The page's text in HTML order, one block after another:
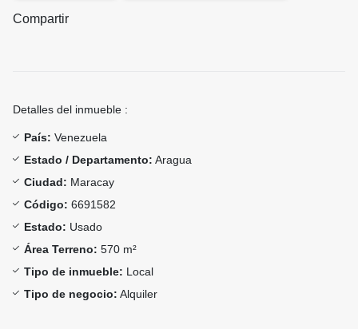
Compartir
Detalles del inmueble :
País: Venezuela
Estado / Departamento: Aragua
Ciudad: Maracay
Código: 6691582
Estado: Usado
Área Terreno: 570 m²
Tipo de inmueble: Local
Tipo de negocio: Alquiler